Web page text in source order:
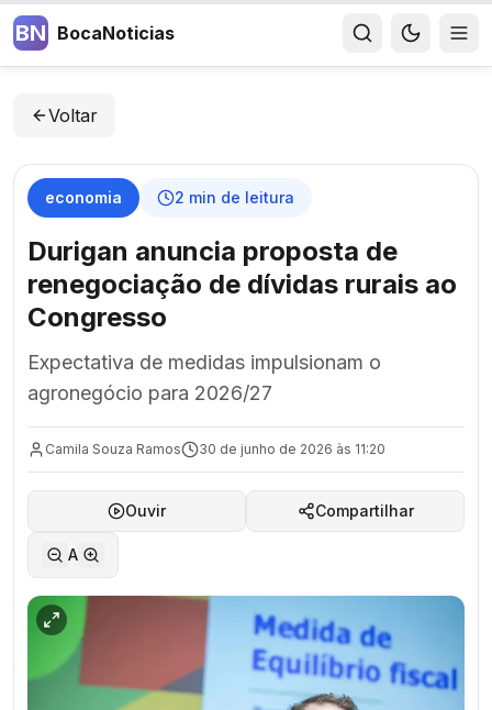
BN BocaNoticias
Voltar
economia 2 min de leitura
Durigan anuncia proposta de
renegociação de dívidas rurais ao
Congresso
Expectativa de medidas impulsionam o
agronegócio para 2026/27
Camila Souza Ramos 30 de junho de 2026 às 11:20
Ouvir Compartilhar
A